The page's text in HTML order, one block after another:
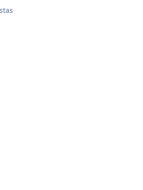
el deporte local como el softbol,